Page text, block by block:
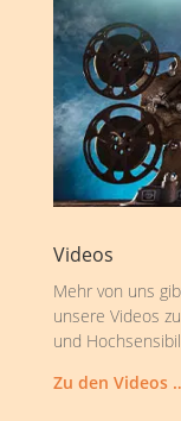
Videos
Mehr von uns
unsere Videos
und
Zu den Videos